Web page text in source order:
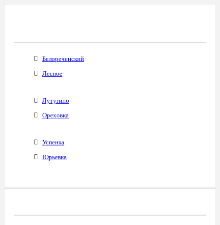
Белореченский
Лесное
Лутугино
Ореховка
Успенка
Юрьевка